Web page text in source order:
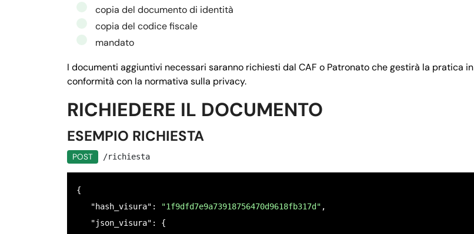
         "tipo":
"email",
         "null":
false,
         "ordine":
       },
      "nome": "
CELLULARE",
        "null":
false,
        "ordine":
        "istruzioni":
"Inserisci il numero di telefono del richiedente"
      },
     "$4": {
      "nome": "
"CODICE FISCALE",
copia del documento di identità
copia del codice fiscale
mandato
I documenti aggiuntivi necessari saranno richiesti dal CAF o Patronato che gestirà la pratica in
conformità con la normativa sulla privacy.
RICHIEDERE IL DOCUMENTO
ESEMPIO RICHIESTA
POST /richiesta
{
   "hash_visura":
"1f9dfd7e9a73918756470d9618fb317d" ,
   "json_visura": {